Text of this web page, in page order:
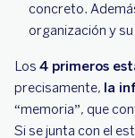
concreto.
organización y
Los 4 primeros
precisamente, la
“memoria”, que
Si se junta con el